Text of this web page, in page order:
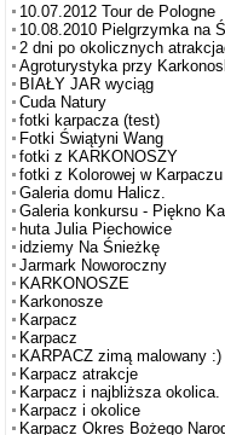
10.07.2012 Tour de Pologne
10.08.2010 Pielgrzymka na
2 dni po okolicznych
Agroturystyka przy
BIAŁY JAR wyciąg
Cuda Natury
fotki karpacza (test)
Fotki Świątyni Wang
fotki z KARKONOSZY
fotki z Kolorowej w Karpaczu
Galeria domu Halicz.
Galeria konkursu - Piękno
huta Julia Piechowice
idziemy Na Śnieżkę
Jarmark Noworoczny
KARKONOSZE
Karkonosze
Karpacz
Karpacz
KARPACZ zimą malowany :)
Karpacz atrakcje
Karpacz i najbliższa okolica.
Karpacz i okolice
Karpacz Okres Bożego